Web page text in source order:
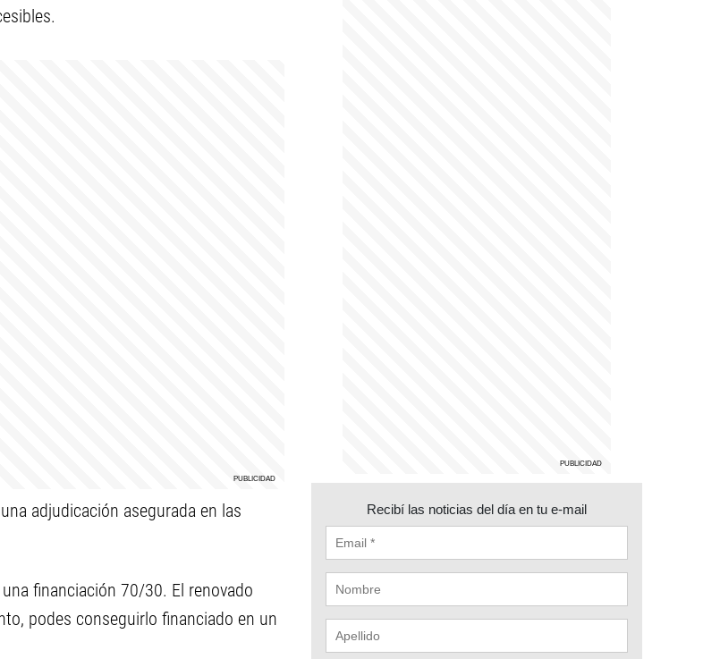
adjudicación asegurada en las
financiación 70/30. El renovado
podes conseguirlo financiado en un
Recibí las noticias del día en tu e-mail